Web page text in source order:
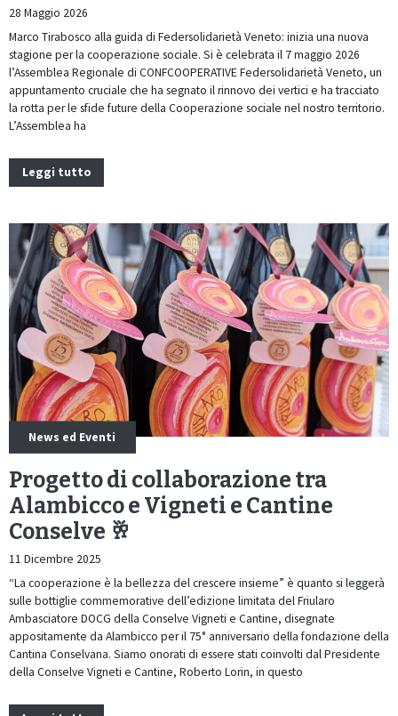
28 Maggio 2026
Marco Tirabosco alla guida di Federsolidarietà Veneto: inizia una nuova
stagione per la cooperazione sociale. Si è celebrata il 7 maggio 2026
l’Assemblea Regionale di CONFCOOPERATIVE Federsolidarietà Veneto, un
appuntamento cruciale che ha segnato il rinnovo dei vertici e ha tracciato
la rotta per le sfide future della Cooperazione sociale nel nostro territorio.
L’Assemblea ha
Leggi tutto
News ed Eventi
Progetto di collaborazione tra
Alambicco e Vigneti e Cantine
Conselve 🥂
11 Dicembre 2025
“La cooperazione è la bellezza del crescere insieme” è quanto si leggerà
sulle bottiglie commemorative dell’edizione limitata del Friularo
Ambasciatore DOCG della Conselve Vigneti e Cantine, disegnate
appositamente da Alambicco per il 75° anniversario della fondazione della
Cantina Conselvana. Siamo onorati di essere stati coinvolti dal Presidente
della Conselve Vigneti e Cantine, Roberto Lorin, in questo